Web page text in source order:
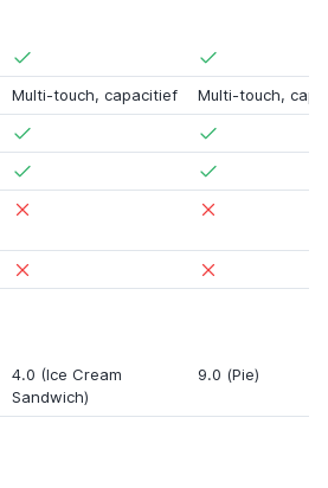
Multi-touch, capacitief
Multi-touch,
4.0 (Ice Cream
Sandwich)
9.0 (Pie)